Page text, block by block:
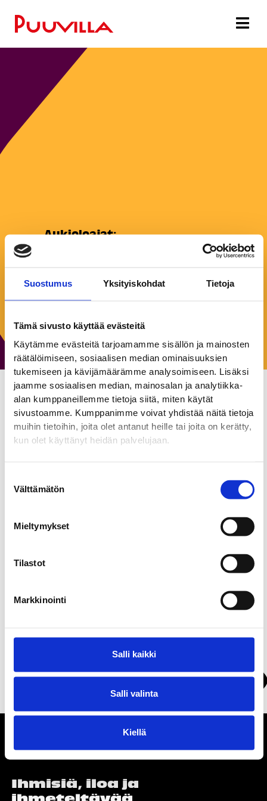
Suostumus Yksityiskohdat Tietoja
Tämä sivusto käyttää evästeitä
Käytämme evästeitä tarjoamamme sisällön ja mainosten
räätälöimiseen, sosiaalisen median ominaisuuksien
tukemiseen ja kävijämäärämme analysoimiseen. Lisäksi
jaamme sosiaalisen median, mainosalan ja analytiikka-
alan kumppaneillemme tietoja siitä, miten käytät
sivustoamme. Kumppanimme voivat yhdistää näitä tietoja
muihin tietoihin, joita olet antanut heille tai joita on kerätty,
kun olet käyttänyt heidän palvelujaan.
valinta
Välttämätön
Mieltymykset
Tilastot
Markkinointi
Salli kaikki
Salli valinta
Kiellä
Aukioloajat:
8:00–15:00
Keskiviikko:
8:00–15:00
Sunnuntai:
Pohjois-Porin
hammashoitola
Julkiset palvelut
Suun terveydenhuolto tuottaa suun terveyttä edistäviä,
korvaavia ja kuntouttavia hammashuollon palveluita
toimintakyky heijastuu ihmisen koko terveyteen ja
hyvinvointiin. Hyvä henkilökohtainen itsehoito ehkäisee
Näytä kartalla
Ihmisiä, iloa ja